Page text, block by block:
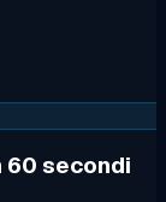
60 secondi